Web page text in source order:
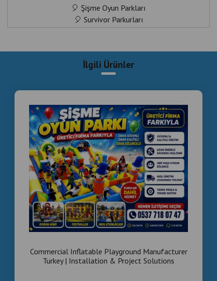
🎈 Şişme Oyun Parkları
🎈 Survivor Parkurları
🎈 Eğlence Merkezi Ekipmanları
Kimler İçin Uygun?
🎡 Eğlence merkezi işletmecileri
🏨 Oteller
🎪 Organizasyon firmaları
📞 0537 718 07 47
Inflatable Playground, Commercial Inflatable Park,
Inflatable Theme Park, Bounce House, Inflatable
Obstacle Course, Children's Activity Park , Şişme Oyun
Alanı, Ticari Şişme Park, Şişme Temalı Park, Zıplama
Evi, Şişme Engel Parkuru, Çocuk Aktivite Parkı
İlgili Ürünler
Commercial Inflatable Playground Manufacturer
Turkey | Installation & Project Solutions